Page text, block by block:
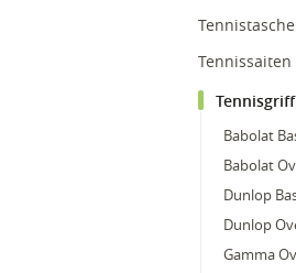
Tennissaiten
Babolat
Babolat
Dunlop
Dunlop
Gamma